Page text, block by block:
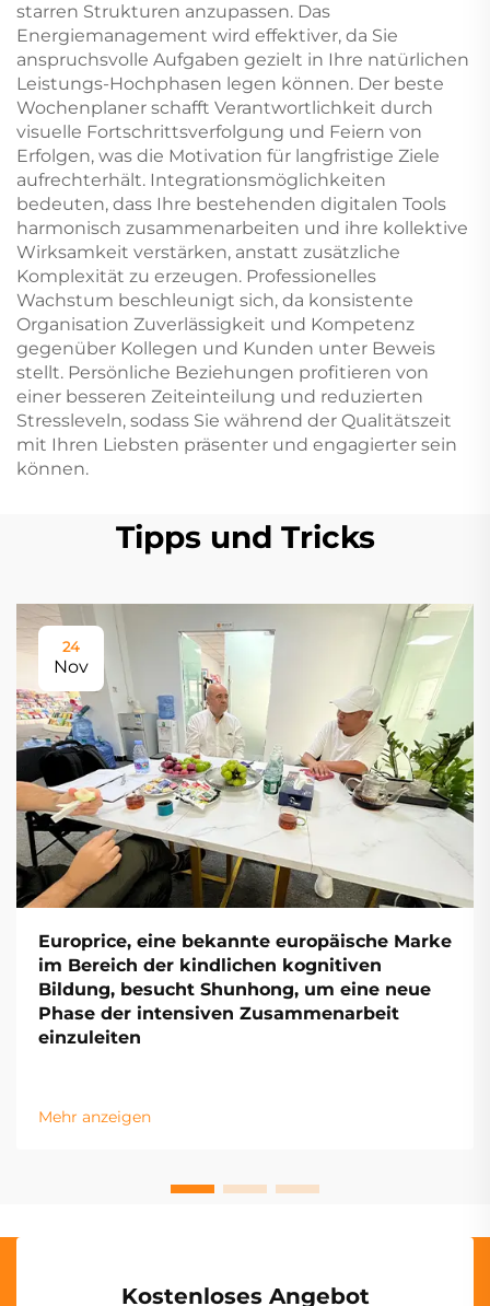
starren Strukturen anzupassen. Das
Energiemanagement wird effektiver, da Sie
anspruchsvolle Aufgaben gezielt in Ihre natürlichen
Leistungs-Hochphasen legen können. Der beste
Wochenplaner schafft Verantwortlichkeit durch
visuelle Fortschrittsverfolgung und Feiern von
Erfolgen, was die Motivation für langfristige Ziele
aufrechterhält. Integrationsmöglichkeiten
bedeuten, dass Ihre bestehenden digitalen Tools
harmonisch zusammenarbeiten und ihre kollektive
Wirksamkeit verstärken, anstatt zusätzliche
Komplexität zu erzeugen. Professionelles
Wachstum beschleunigt sich, da konsistente
Organisation Zuverlässigkeit und Kompetenz
gegenüber Kollegen und Kunden unter Beweis
stellt. Persönliche Beziehungen profitieren von
einer besseren Zeiteinteilung und reduzierten
Stressleveln, sodass Sie während der Qualitätszeit
mit Ihren Liebsten präsenter und engagierter sein
können.
Tipps und Tricks
24
Nov
Europrice, eine bekannte europäische Marke
im Bereich der kindlichen kognitiven
Bildung, besucht Shunhong, um eine neue
Phase der intensiven Zusammenarbeit
einzuleiten
Mehr anzeigen
Kostenloses Angebot